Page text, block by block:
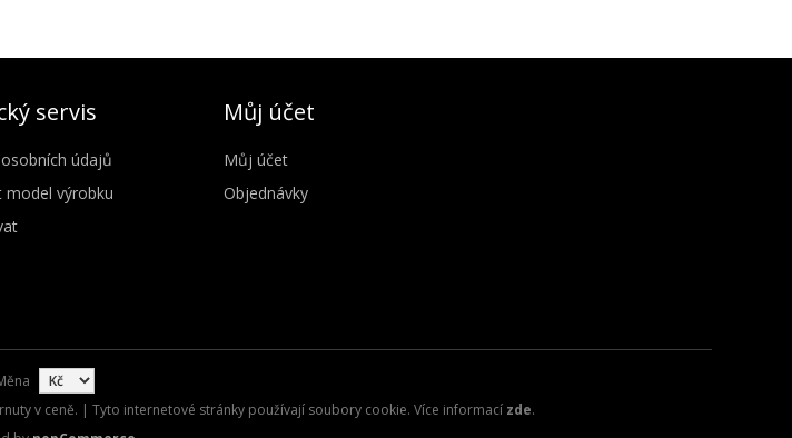
servis
údajů
model výrobku
Můj účet
Můj účet
Objednávky
v ceně. | Tyto internetové stránky používají soubory cookie. Více informací zde.